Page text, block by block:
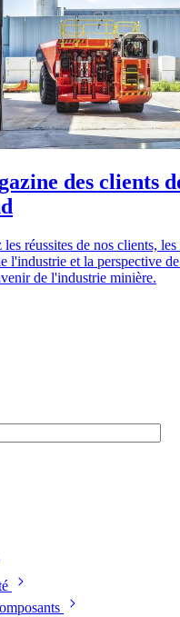
des clients
réussites de nos clients,
l'industrie et la perspective
de l'industrie minière.